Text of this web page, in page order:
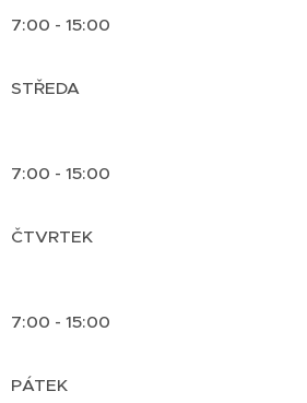
7:00 - 15:00
STŘEDA
7:00 - 15:00
ČTVRTEK
7:00 - 15:00
PÁTEK